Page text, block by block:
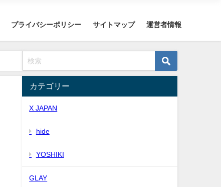
プライバシーポリシー サイトマップ 運営者情報
カテゴリー
X JAPAN
hide
YOSHIKI
GLAY